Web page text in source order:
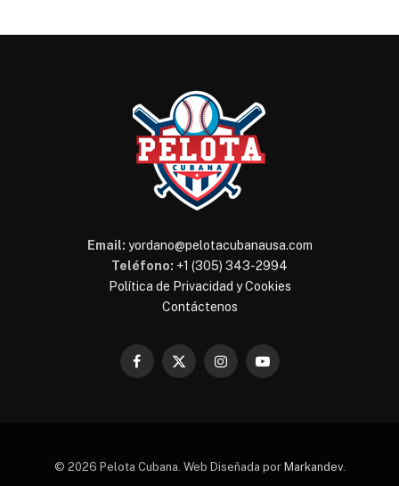
Email: yordano@pelotacubanausa.com
Teléfono: +1 (305) 343-2994
Política de Privacidad y Cookies
Contáctenos
Facebook
X
InstagramYouTube
© 2026 Pelota Cubana. Web Diseñada por Markandev.